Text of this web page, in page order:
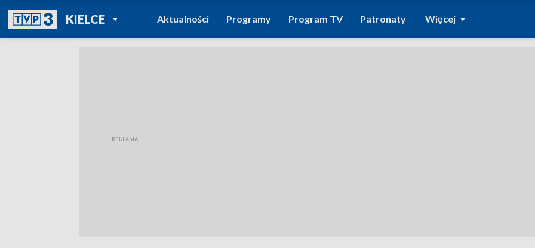
KIELCEPOWRÓT DO
TVP REGIONY
Aktualności Programy Program TV Patronaty Więcej